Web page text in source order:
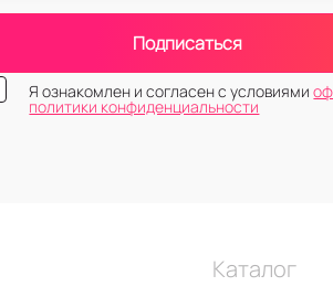
моделей функции
оставаться на связи с
чипами и доработанными
и чистыми высокими частотами.
эффект присутствия в
присвоен класс защиты от
или свяжитесь со
Подписаться
Я ознакомлен и согласен с условиями
политики конфиденциальности
Каталог